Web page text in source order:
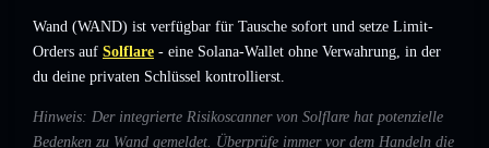
Wand (WAND) ist verfügbar für Tausche sofort und setze Limit-
Orders auf Solflare - eine Solana-Wallet ohne Verwahrung, in der
du deine privaten Schlüssel kontrollierst.
Hinweis: Der integrierte Risikoscanner von Solflare hat potenzielle
Bedenken zu Wand gemeldet. Überprüfe immer vor dem Handeln die